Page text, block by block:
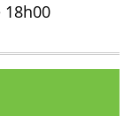
18h00